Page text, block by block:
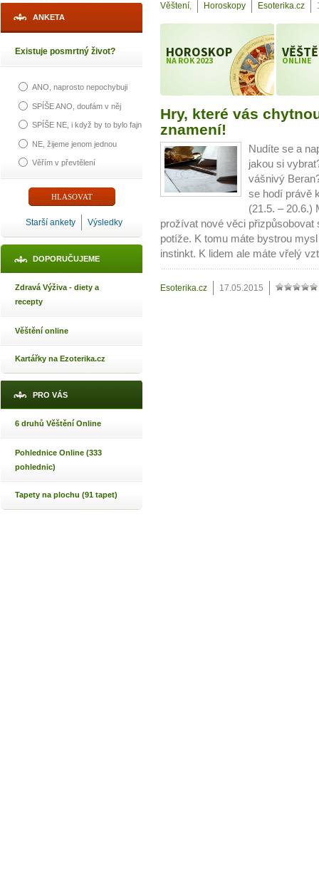
ANKETA
Existuje posmrtný život?
ANO, naprosto nepochybuji
SPÍŠE ANO, doufám v něj
SPÍŠE NE, i když by to bylo fajn
NE, žijeme jenom jednou
Věřím v převtělení
Starší ankety Výsledky
DOPORUČUJEME
Zdravá Výživa - diety a
recepty
Věštění online
Kartářky na Ezoterika.cz
PRO VÁS
6 druhů Věštění Online
Pohlednice Online (333
pohlednic)
Tapety na plochu (91 tapet)
Věštení, Horoskopy Esoterika.cz
HOROSKOP
NA ROK 2023 ONLINE
Hry, které vás
znamení!
Nudíte se a
jakou si
vášnivý
se hodí právě
(21.5. – 20.6.)
prožívat nové věci
potíže. K tomu máte bystrou
instinkt. K lidem ale máte vřelý
Esoterika.cz 17.05.2015